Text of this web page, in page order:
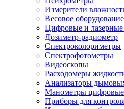
Измерители
Весовое оборудование
Цифровые и
Дозиметр-радиометр
Спектроколориметры
Спектрофотометры
Видеоскопы
Расходомеры
Анализаторы
Манометры цифровые
Приборы для контроля